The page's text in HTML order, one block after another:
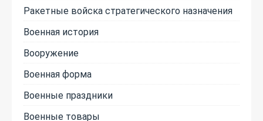
Ракетные войска стратегического назначения
Военная история
Вооружение
Военная форма
Военные праздники
Военные товары